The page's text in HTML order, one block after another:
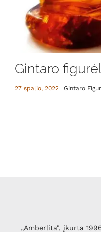
Gintaro
27 spalio, 2022 Gintaro
„Amberlita", įkurta